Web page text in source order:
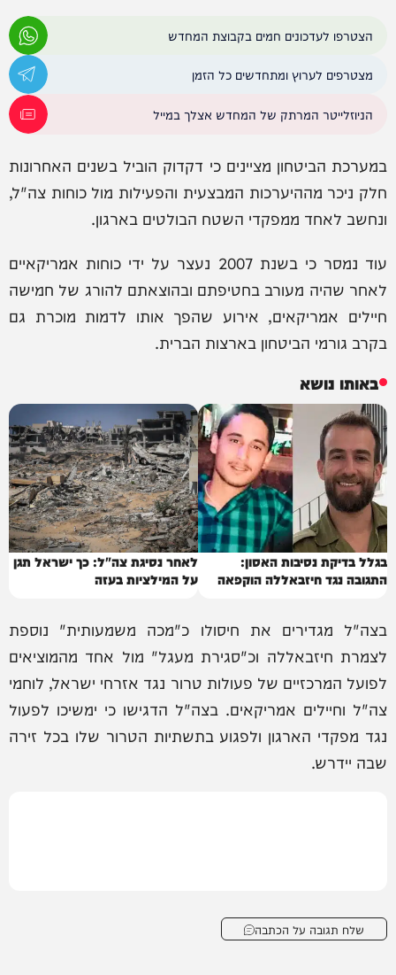
הצטרפו לעדכונים חמים בקבוצת המחדש
מצטרפים לערוץ ומתחדשים כל הזמן
הניוזלייטר המרתק של המחדש אצלך במייל
במערכת הביטחון מציינים כי דקדוק הוביל בשנים האחרונות
חלק ניכר מההיערכות המבצעית והפעילות מול כוחות צה"ל,
ונחשב לאחד ממפקדי השטח הבולטים בארגון.
עוד נמסר כי בשנת 2007 נעצר על ידי כוחות אמריקאיים
לאחר שהיה מעורב בחטיפתם ובהוצאתם להורג של חמישה
חיילים אמריקאים, אירוע שהפך אותו לדמות מוכרת גם
בקרב גורמי הביטחון בארצות הברית.
באותו נושא
בגלל בדיקת נסיבות האסון:
התגובה נגד חיזבאללה הוקפאה
לאחר נסיגת צה"ל: כך ישראל תגן
על המילציות בעזה
בצה"ל מגדירים את חיסולו כ"מכה משמעותית" נוספת
לצמרת חיזבאללה וכ"סגירת מעגל" מול אחד מהמוציאים
לפועל המרכזיים של פעולות טרור נגד אזרחי ישראל, לוחמי
צה"ל וחיילים אמריקאים. בצה"ל הדגישו כי ימשיכו לפעול
נגד מפקדי הארגון ולפגוע בתשתיות הטרור שלו בכל זירה
שבה יידרש.
שלח תגובה על הכתבה